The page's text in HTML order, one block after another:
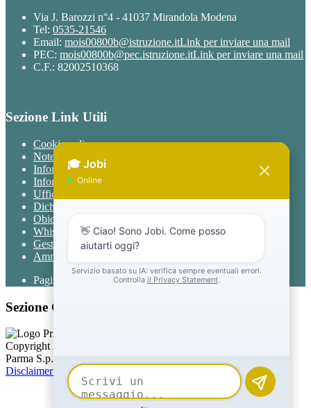
Via J. Barozzi n°4 - 41037 Mirandola Modena
Tel: 0535-21546
Email: mois00800b@istruzione.itLink per inviare una mail
PEC: mois00800b@pec.istruzione.itLink per inviare una mail
C.F.: 82002510368
Sezione Link Utili
Cookie policy
Note legali
Informativa Privacy
Informativa Privacy chatbot Jobi
Ufficio Relazioni con il Pubblico
Dichiarazione di accessibilità
Obiettivi di accessibilità
Whistleblowing
Gestione consensi cookie
Amministrazione trasparente
Pagina visualizzata1127volte
Sezione Copyright
Copyright 2026 | Engineered and powered by Gruppo Spaggiari
Parma S.p.A. | Divisione Publishing & New Social Media
Disclaimer trattamento dati personali